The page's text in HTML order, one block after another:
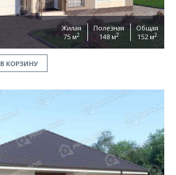
Жилая
75 м2
Полезная
148 м2
Общая
152 м2
В КОРЗИНУ